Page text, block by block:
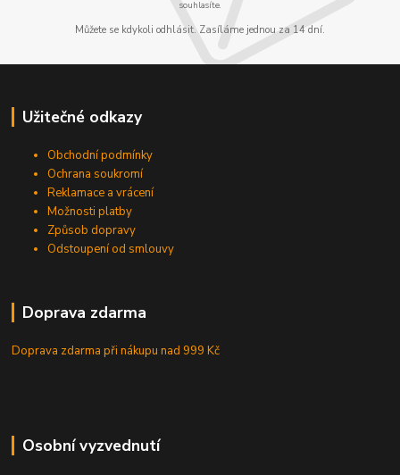
souhlasíte.
Můžete se kdykoli odhlásit. Zasíláme jednou za 14 dní.
Užitečné odkazy
Obchodní podmínky
Ochrana soukromí
Reklamace a vrácení
Možnosti platby
Způsob dopravy
Odstoupení od smlouvy
Doprava zdarma
Doprava zdarma při nákupunad 999 Kč
Osobní vyzvednutí